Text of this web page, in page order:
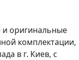
и оригинальные
комплектации,
в г. Киев, с